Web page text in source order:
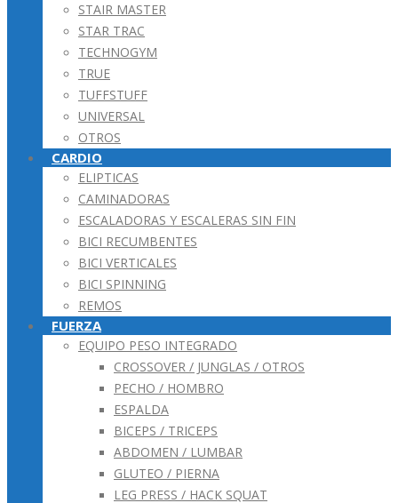
STAIR MASTER
STAR TRAC
TECHNOGYM
TRUE
TUFFSTUFF
UNIVERSAL
OTROS
CARDIO
ELIPTICAS
CAMINADORAS
ESCALADORAS Y ESCALERAS SIN FIN
BICI RECUMBENTES
BICI VERTICALES
BICI SPINNING
REMOS
FUERZA
EQUIPO PESO INTEGRADO
CROSSOVER / JUNGLAS / OTROS
PECHO / HOMBRO
ESPALDA
BICEPS / TRICEPS
ABDOMEN / LUMBAR
GLUTEO / PIERNA
LEG PRESS / HACK SQUAT